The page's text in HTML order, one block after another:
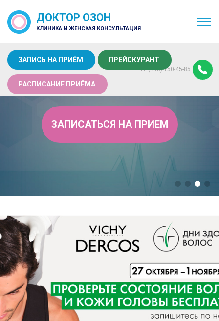
ДОКТОР ОЗОН
КЛИНИКА И ЖЕНСКАЯ КОНСУЛЬТАЦИЯ
ЗАПИСЬ НА ПРИЁМ
РАСПИСАНИЕ ПРИЁМА
ПРЕЙСКУРАНТ
+7 (495) 150-45-85
ЗАПИСАТЬСЯ НА ПРИЕМ
СКРИНИНГ
ПЕРВОГО ТРИМЕСТРА
ASTRAIА
Выявления таких нарушений, как:
• задержка роста плода
• риск преждевременных родов